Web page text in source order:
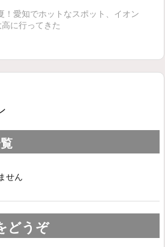
！愛知でホットなスポット、イオン
に行ってきた
せん
どうぞ